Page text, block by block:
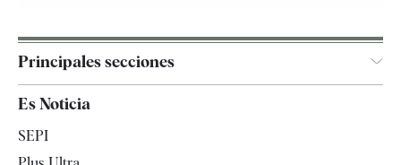
Principales secciones
Es Noticia
SEPI